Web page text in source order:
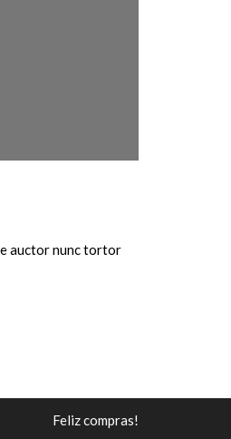
auctor nunc tortor
Feliz compras!